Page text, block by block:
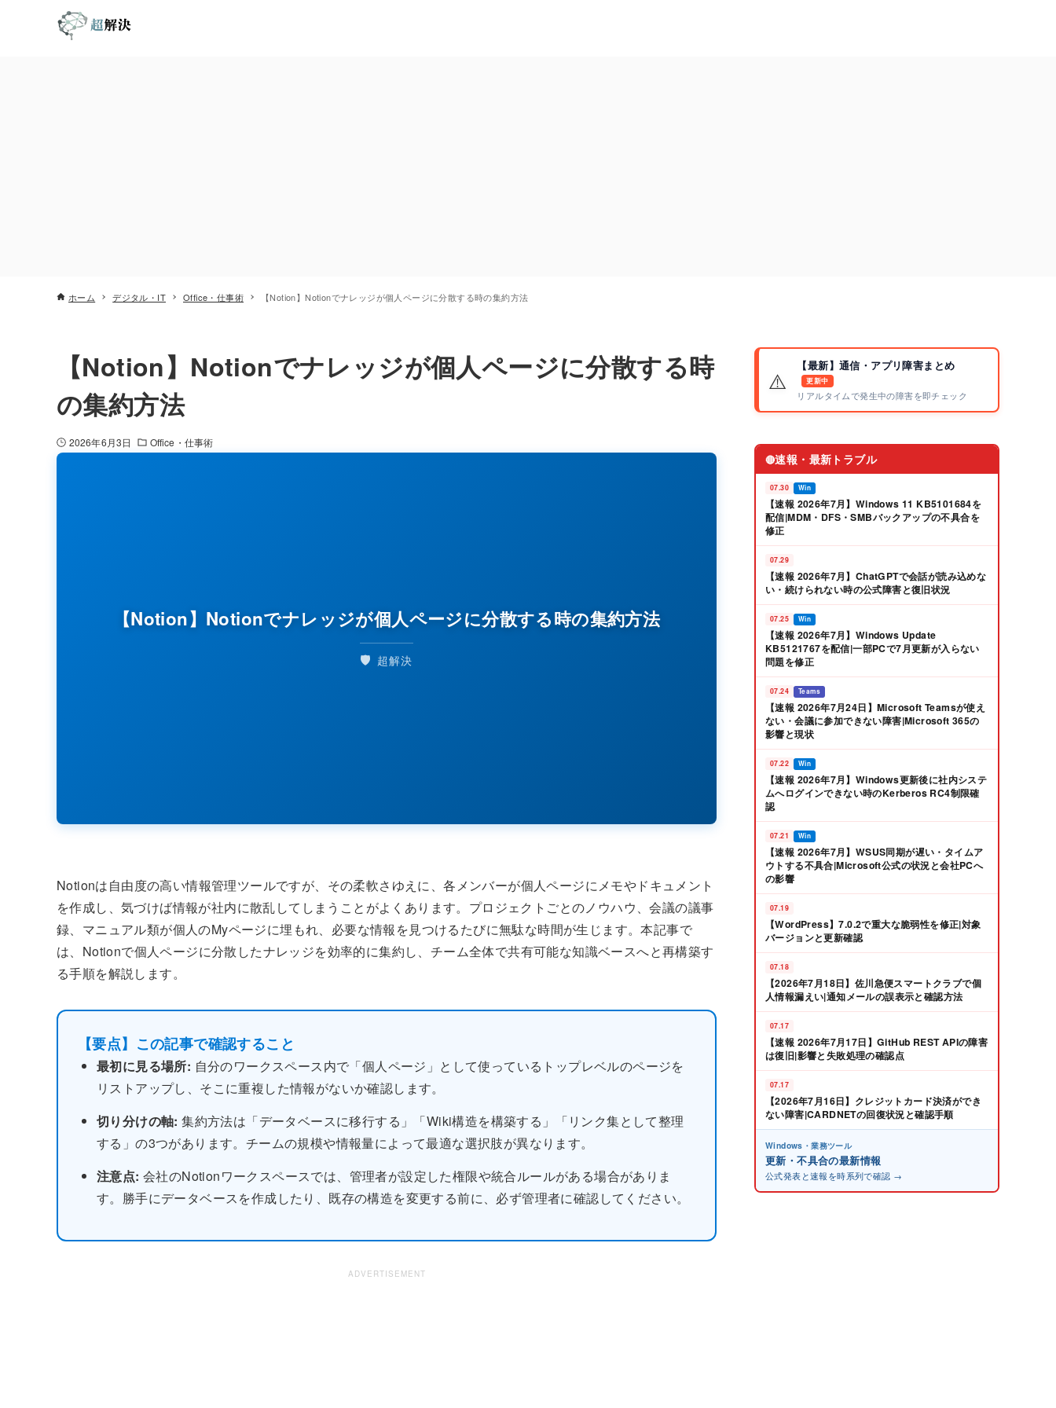
ホーム デジタル・IT Office・仕事術 【Notion】Notionでナレッジが個人ページに分散する時の集約方法
【Notion】Notionでナレッジが個人ページに分散する時
の集約方法
2026年6月3日 Office・仕事術
【Notion】Notionでナレッジが個人ページに分散する時の集約方法
🛡️ 超解決
Notionは自由度の高い情報管理ツールですが、その柔軟さゆえに、各メンバーが個人ページにメモやドキュメント
を作成し、気づけば情報が社内に散乱してしまうことがよくあります。プロジェクトごとのノウハウ、会議の議事
録、マニュアル類が個人のMyページに埋もれ、必要な情報を見つけるたびに無駄な時間が生じます。本記事で
は、Notionで個人ページに分散したナレッジを効率的に集約し、チーム全体で共有可能な知識ベースへと再構築す
る手順を解説します。
【要点】この記事で確認すること
最初に見る場所: 自分のワークスペース内で「個人ページ」として使っているトップレベルのページを
リストアップし、そこに重複した情報がないか確認します。
切り分けの軸: 集約方法は「データベースに移行する」「Wiki構造を構築する」「リンク集として整理
する」の3つがあります。チームの規模や情報量によって最適な選択肢が異なります。
注意点: 会社のNotionワークスペースでは、管理者が設定した権限や統合ルールがある場合がありま
す。勝手にデータベースを作成したり、既存の構造を変更する前に、必ず管理者に確認してください。
ADVERTISEMENT
⚠️ 【最新】通信・アプリ障害まとめ
更新中
リアルタイムで発生中の障害を即チェック
🔴速報・最新トラブル
07.30 Win
【速報 2026年7月】Windows 11 KB5101684を
配信|MDM・DFS・SMBバックアップの不具合を
修正
07.29
【速報 2026年7月】ChatGPTで会話が読み込めな
い・続けられない時の公式障害と復旧状況
07.25 Win
【速報 2026年7月】Windows Update
KB5121767を配信|一部PCで7月更新が入らない
問題を修正
07.24 Teams
【速報 2026年7月24日】Microsoft Teamsが使え
ない・会議に参加できない障害|Microsoft 365の
影響と現状
07.22 Win
【速報 2026年7月】Windows更新後に社内システ
ムへログインできない時のKerberos RC4制限確
認
07.21 Win
【速報 2026年7月】WSUS同期が遅い・タイムア
ウトする不具合|Microsoft公式の状況と会社PCへ
の影響
07.19
【WordPress】7.0.2で重大な脆弱性を修正|対象
バージョンと更新確認
07.18
【2026年7月18日】佐川急便スマートクラブで個
人情報漏えい|通知メールの誤表示と確認方法
07.17
【速報 2026年7月17日】GitHub REST APIの障害
は復旧|影響と失敗処理の確認点
07.17
【2026年7月16日】クレジットカード決済ができ
ない障害|CARDNETの回復状況と確認手順
Windows・業務ツール
更新・不具合の最新情報
公式発表と速報を時系列で確認 →